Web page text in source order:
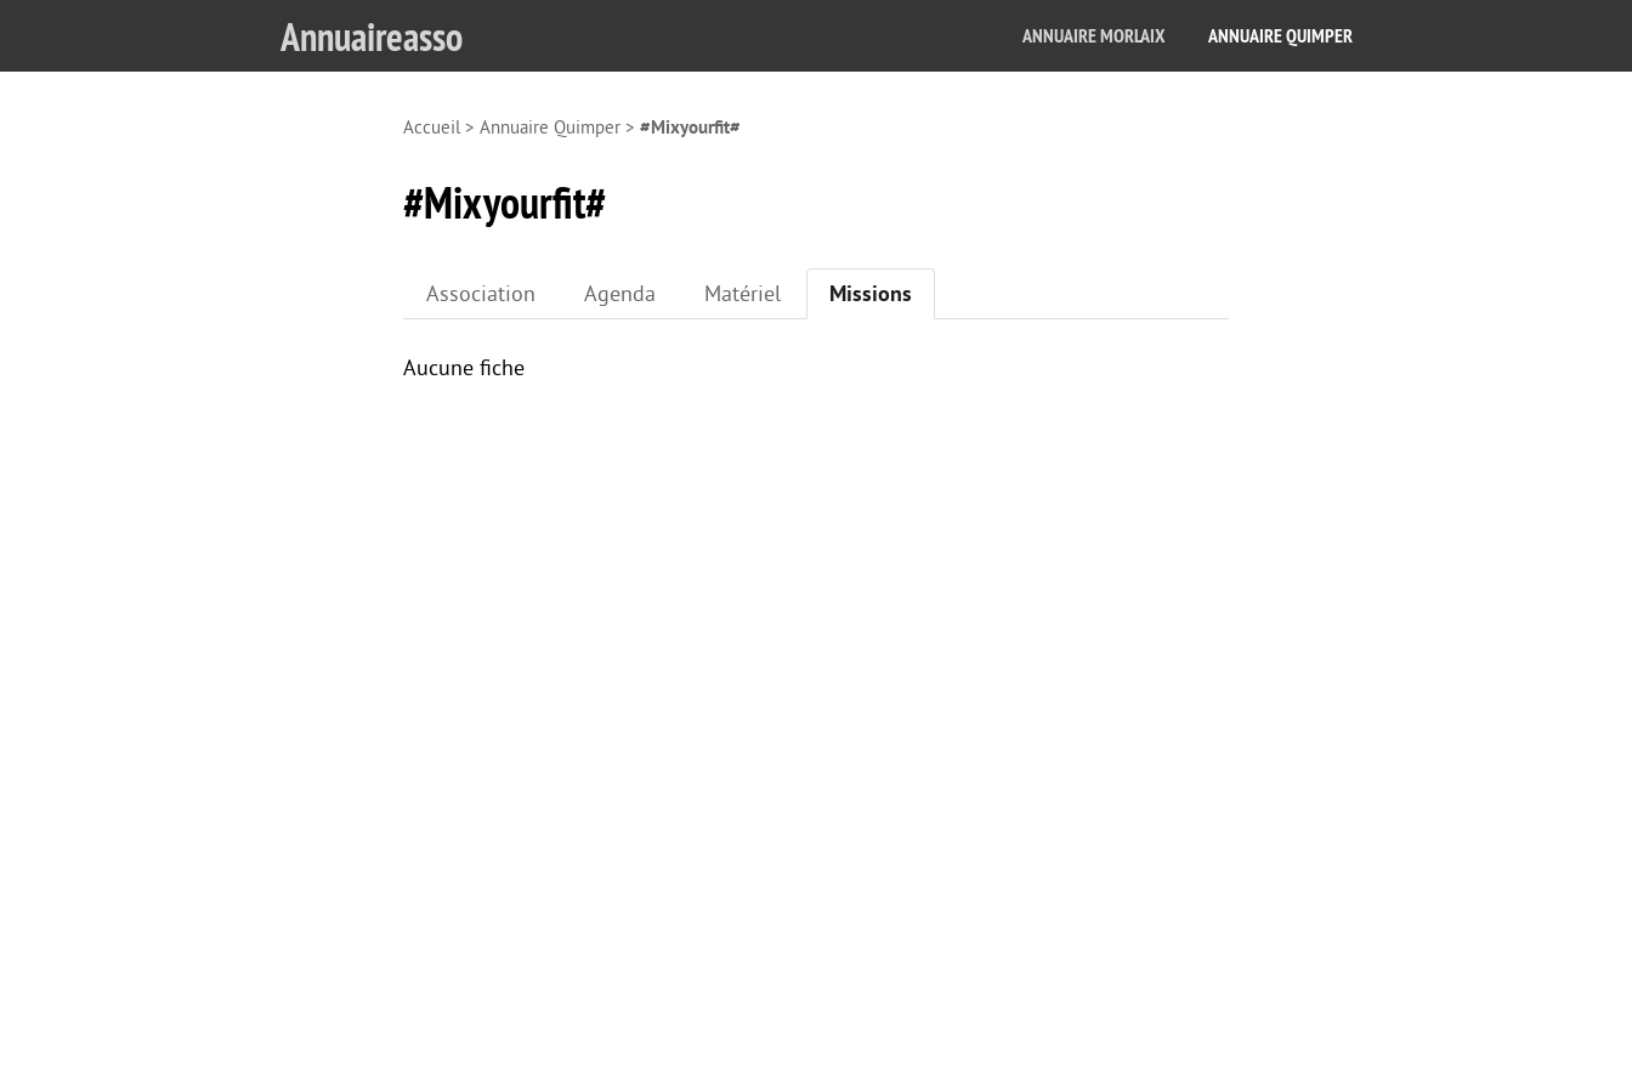
Annuaireasso ANNUAIRE MORLAIX ANNUAIRE QUIMPER
Accueil> Annuaire Quimper > #Mixyourfit#
#Mixyourfit#
Association Agenda Matériel Missions
Aucune fiche